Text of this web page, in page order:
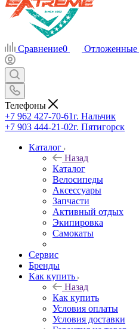
Сравнение0 Отложенные
Телефоны
+7 962 427-70-61г. Нальчик
+7 903 444-21-02г. Пятигорск
Каталог
Назад
Каталог
Велосипеды
Аксессуары
Запчасти
Активный отдых
Экипировка
Самокаты
Сервис
Бренды
Как купить
Назад
Как купить
Условия оплаты
Условия доставки